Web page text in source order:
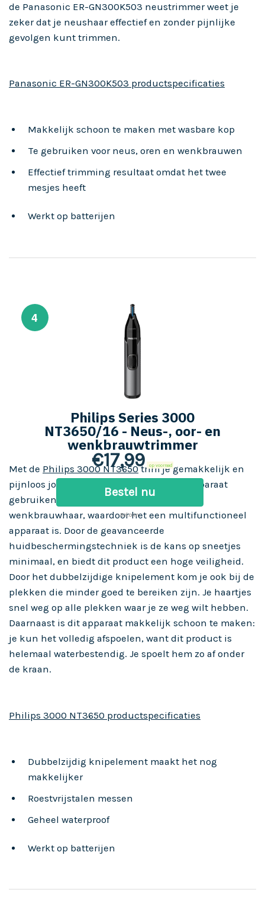
de Panasonic ER-GN300K503 neustrimmer weet je
zeker dat je neushaar effectief en zonder pijnlijke
gevolgen kunt trimmen.
Panasonic ER-GN300K503 productspecificaties
Makkelijk schoon te maken met wasbare kop
Te gebruiken voor neus, oren en wenkbrauwen
Effectief trimming resultaat omdat het twee
mesjes heeft
Werkt op batterijen
Philips Series 3000
NT3650/16 - Neus-, oor- en
wenkbrauwtrimmer
€17,99 op voorraad
Bestel nu
Bol.com
4
Met de Philips 3000 NT3650trim je gemakkelijk en
pijnloos jouw neushaar. Ook kun je dit apparaat
gebruiken voor het trimmen van oor- of
wenkbrauwhaar, waardoor het een multifunctioneel
apparaat is. Door de geavanceerde
huidbeschermingstechniek is de kans op sneetjes
minimaal, en biedt dit product een hoge veiligheid.
Door het dubbelzijdige knipelement kom je ook bij de
plekken die minder goed te bereiken zijn. Je haartjes
snel weg op alle plekken waar je ze weg wilt hebben.
Daarnaast is dit apparaat makkelijk schoon te maken:
je kun het volledig afspoelen, want dit product is
helemaal waterbestendig. Je spoelt hem zo af onder
de kraan.
Philips 3000 NT3650 productspecificaties
Dubbelzijdig knipelement maakt het nog
makkelijker
Roestvrijstalen messen
Geheel waterproof
Werkt op batterijen